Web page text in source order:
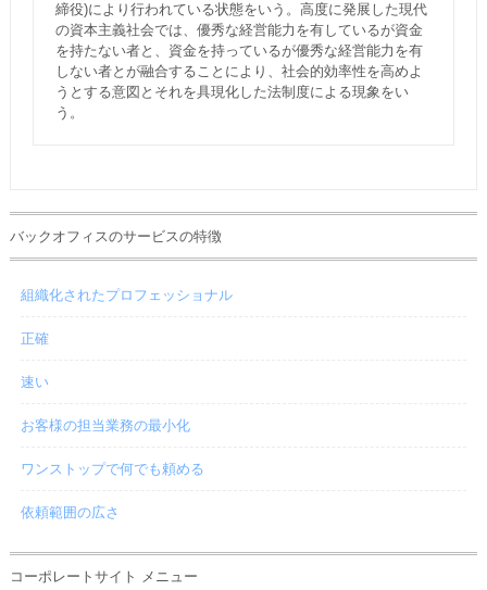
締役)により行われている状態をいう。高度に発展した現代
の資本主義社会では、優秀な経営能力を有しているが資金
を持たない者と、資金を持っているが優秀な経営能力を有
しない者とが融合することにより、社会的効率性を高めよ
うとする意図とそれを具現化した法制度による現象をい
う。
バックオフィスのサービスの特徴
組織化されたプロフェッショナル
正確
速い
お客様の担当業務の最小化
ワンストップで何でも頼める
依頼範囲の広さ
コーポレートサイト メニュー